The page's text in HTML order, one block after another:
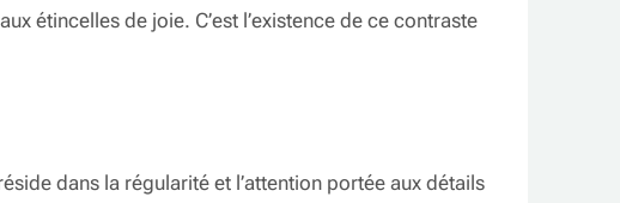
étincelles de joie. C’est l’existence de ce contraste
dans la régularité et l’attention portée aux détails